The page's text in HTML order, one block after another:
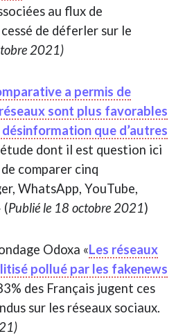
au flux de
cessé de déferler sur le
2021)
a permis de
sont plus favorables
que d’autres
dont il est question ici
comparer cinq
WhatsApp, YouTube,
(Publié le 18 octobre 2021)
Odoxa «Les réseaux
pollué par les fakenews
des Français jugent ces
sur les réseaux sociaux.